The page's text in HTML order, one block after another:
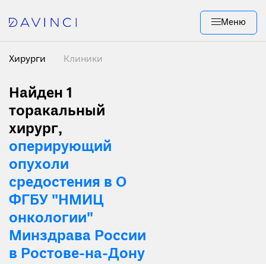
Меню
Хирурги Клиники
Найден 1
торакальный
хирург,
оперирующий
опухоли
средостения в О
ФГБУ "НМИЦ
онкологии"
Минздрава России
в Ростове-на-Дону